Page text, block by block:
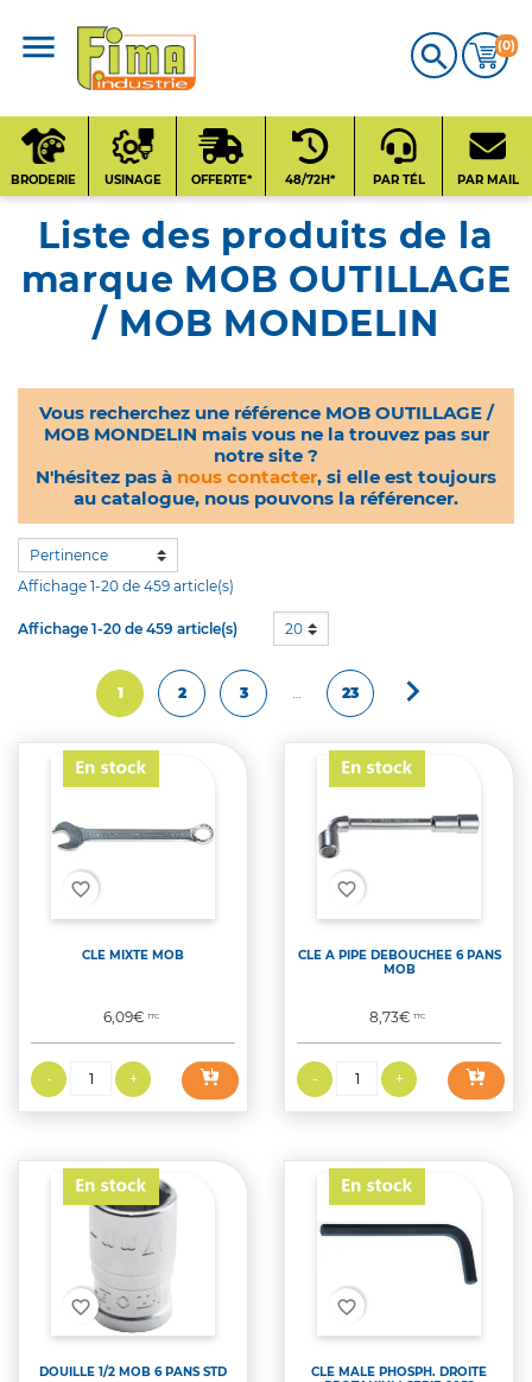
 (0)
CATALOGUE
PRODUITS
Qui sommes-nous
Contact
BRODERIE USINAGE OFFERTE* 48/72H* PAR TÉL PAR MAIL
Liste des produits de la
marque MOB OUTILLAGE
/ MOB MONDELIN
Vous recherchez une référence MOB OUTILLAGE /
MOB MONDELIN mais vous ne la trouvez pas sur
notre site ?
N'hésitez pas à nous contacter, si elle est toujours
au catalogue, nous pouvons la référencer.
Affichage 1-20 de 459 article(s)
Affichage 1-20 de 459 article(s) 20
1 2 3 … 23 Suivant

favorite_border
CLE MIXTE MOB
Prix
6,09€TTC
favorite_border
CLE A PIPE DEBOUCHEE 6 PANS
MOB
Prix
8,73€TTC
favorite_border
DOUILLE 1/2 MOB 6 PANS STD
favorite_border
CLE MALE PHOSPH. DROITE